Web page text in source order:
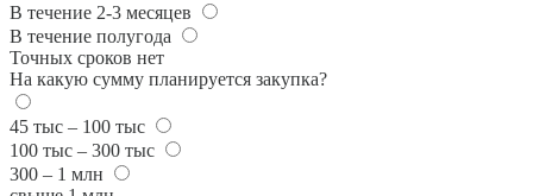
В течение 2-3 месяцев
В течение полугода
Точных сроков нет
На какую сумму планируется закупка?
45 тыс – 100 тыс
100 тыс – 300 тыс
300 – 1 млн